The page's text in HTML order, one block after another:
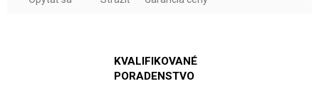
KVALIFIKOVANÉ
PORADENSTVO